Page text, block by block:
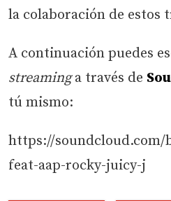
la colaboración de estos
A continuación puedes
streaminga través de
tú mismo:
https://
feat-aap-rocky-juicy-j